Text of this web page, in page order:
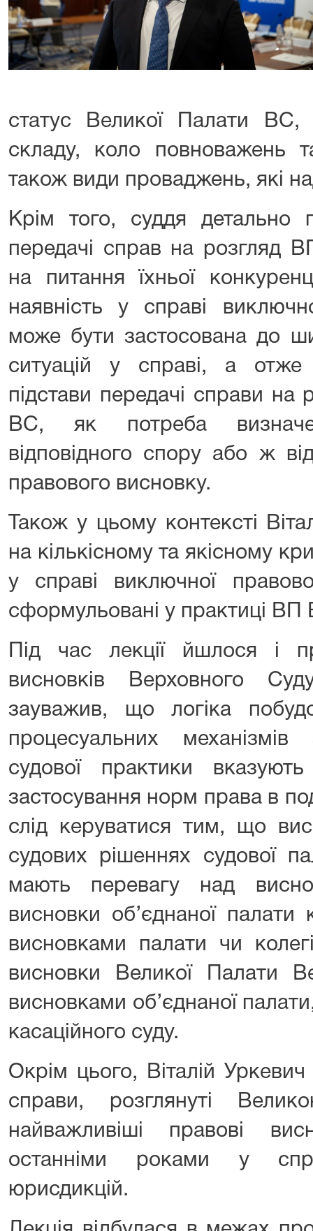
статус Великої Палати ВС,
складу, коло повноважень
також види проваджень, які
Крім того, суддя детально
передачі справ на розгляд
на питання їхньої
наявність у справі
може бути застосована до
ситуацій у справі, а отже
підстави передачі справи на
ВС, як потреба
відповідного спору або ж
правового висновку.
Також у цьому контексті
на кількісному та якісному
у справі виключної
сформульовані у практиці ВП
Під час лекції йшлося і
висновків Верховного
зауважив, що логіка
процесуальних механізмів
судової практики
застосування норм права в
слід керуватися тим, що
судових рішеннях судової
мають перевагу над
висновки об’єднаної палати
висновками палати чи
висновки Великої Палати
висновками об’єднаної
касаційного суду.
Окрім цього, Віталій Уркевич
справи, розглянуті
найважливіші правові
останніми роками у
юрисдикцій.